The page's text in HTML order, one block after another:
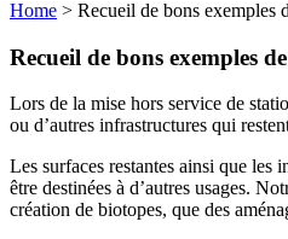
Home > Recueil de bons exemples
Recueil de bons exemples
Lors de la mise hors service de
ou d’autres infrastructures qui
Les surfaces restantes ainsi que les
être destinées à d’autres usages.
création de biotopes, que des